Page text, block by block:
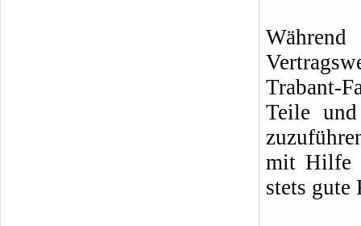
Trabant-
Teile und
mit Hilfe
stets gute